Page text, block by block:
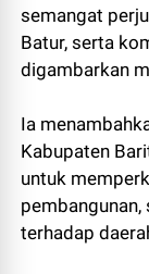
semangat
Batur, serta
digambarkan
Ia
Kabupaten
untuk
terhadap